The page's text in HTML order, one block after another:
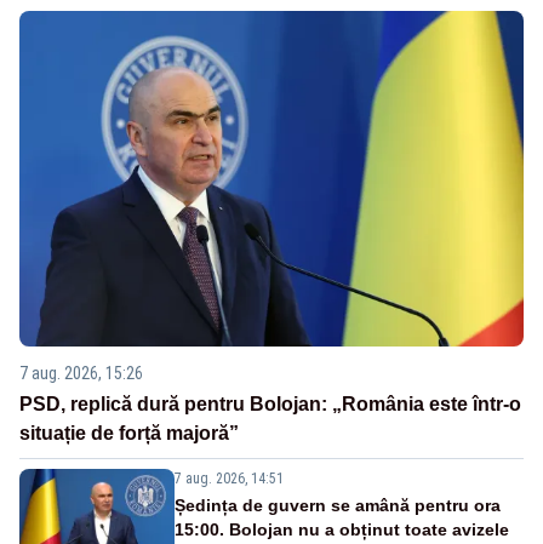
7 aug. 2026, 15:26
PSD, replică dură pentru Bolojan: „România este într-o
situație de forță majoră”
7 aug. 2026, 14:51
Ședința de guvern se amână pentru ora
15:00. Bolojan nu a obținut toate avizele